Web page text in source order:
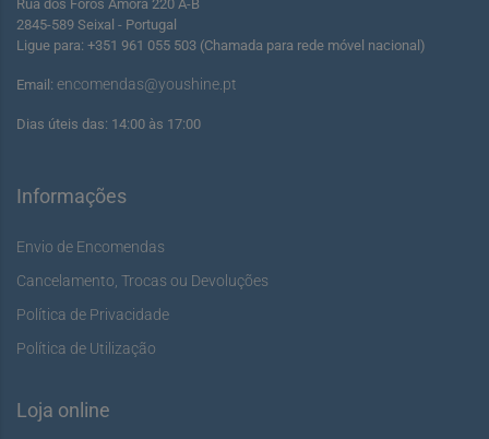
Rua dos Foros Amora 220 A-B
2845-589 Seixal - Portugal
Ligue para: +351 961 055 503 (Chamada para rede móvel nacional)
Email: encomendas@youshine.pt
Dias úteis das: 14:00 às 17:00
Informações
Envio de Encomendas
Cancelamento, Trocas ou Devoluções
Política de Privacidade
Política de Utilização
Loja online